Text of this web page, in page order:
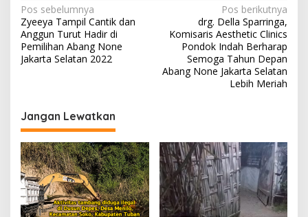
N
a
v
i
a
s
i
p
o
s
Pos sebelumnya
Zyeeya Tampil Cantik dan
Anggun Turut Hadir di
Pemilihan Abang None
Jakarta Selatan 2022
Pos berikutnya
drg. Della Sparringa,
Komisaris Aesthetic Clinics
Pondok Indah Berharap
Semoga Tahun Depan
Abang None Jakarta Selatan
Lebih Meriah
Jangan Lewatkan